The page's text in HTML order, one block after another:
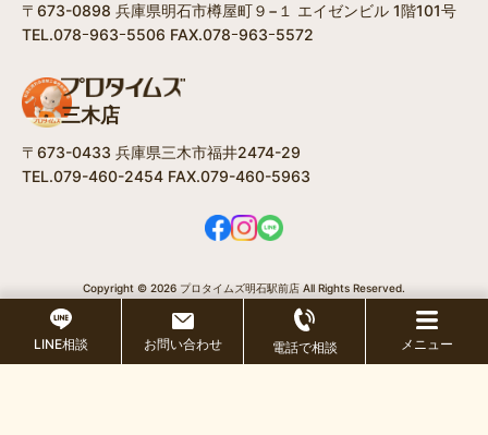
〒673-0898 兵庫県明石市樽屋町９−１ エイゼンビル 1階101号
TEL.078ｰ963ｰ5506 FAX.078ｰ963ｰ5572
三木店
〒673-0433 兵庫県三木市福井2474-29
TEL.079-460-2454 FAX.079-460-5963
Copyright © 2026 プロタイムズ明石駅前店 All Rights Reserved.
LINE相談 お問い合わせ 電話で相談 メニュー